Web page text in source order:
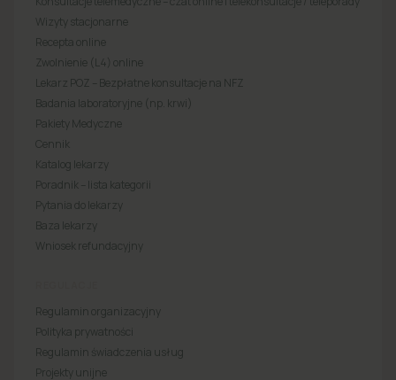
Wizyty stacjonarne
Recepta online
Zwolnienie (L4) online
Lekarz POZ – Bezpłatne konsultacje na NFZ
Badania laboratoryjne (np. krwi)
Pakiety Medyczne
Cennik
Katalog lekarzy
Poradnik – lista kategorii
Pytania do lekarzy
Baza lekarzy
Wniosek refundacyjny
Regulamin organizacyjny
Polityka prywatności
Regulamin świadczenia usług
Projekty unijne